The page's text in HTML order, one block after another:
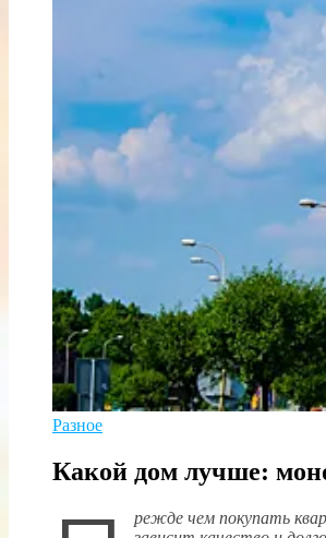
Разное
Какой дом лучше:
режде чем покупать